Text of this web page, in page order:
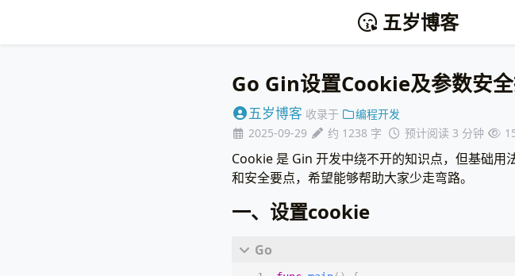
五岁博客
Go Gin设置Cookie及参数安
五岁博客 收录于
编程开发
2025-09-29
约 1238 字 预计阅读 3 分钟
Cookie 是 Gin 开发中绕不开的知识点，但基础
和安全要点，希望能够帮助大家少走弯路。
一、设置cookie